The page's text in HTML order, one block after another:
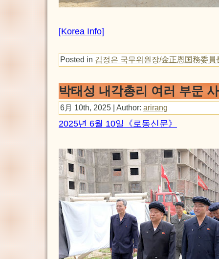
[Korea Info]
Posted in 김정은 국무위원장/金正恩国務委員
박태성 내각총리 여러 부문
6月 10th, 2025 | Author: arirang
2025년 6월 10일《로동신문》